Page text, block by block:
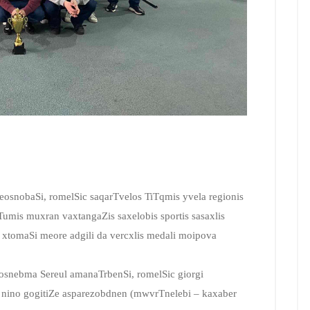
romelSic saqarTvelos TiTqmis yvela regionis
muxran vaxtangaZis saxelobis sportis sasaxlis
meore adgili da vercxlis medali moipova
Sereul amanaTrbenSi, romelSic giorgi
gogitiZe asparezobdnen (mwvrTnelebi – kaxaber